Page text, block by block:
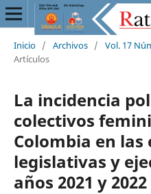
Inicio / Archivos / Vol. 17
Artículos
La incidencia
colectivos
Colombia en las
legislativas y
años 2021 y 2022